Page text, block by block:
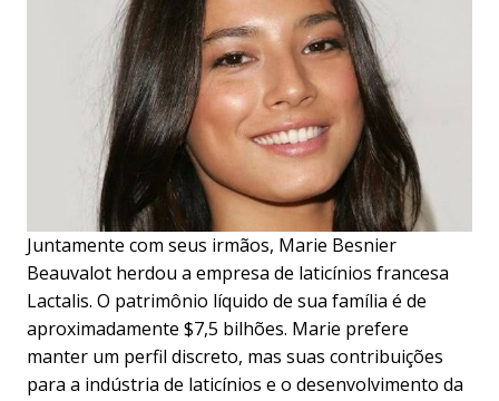
Juntamente com seus irmãos, Marie Besnier
Beauvalot herdou a empresa de laticínios francesa
Lactalis. O patrimônio líquido de sua família é de
aproximadamente $7,5 bilhões. Marie prefere
manter um perfil discreto, mas suas contribuições
para a indústria de laticínios e o desenvolvimento da